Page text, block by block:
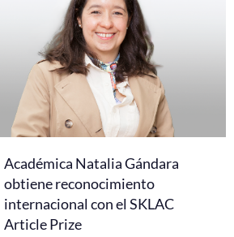
Académica Natalia Gándara
obtiene reconocimiento
internacional con el SKLAC
Article Prize